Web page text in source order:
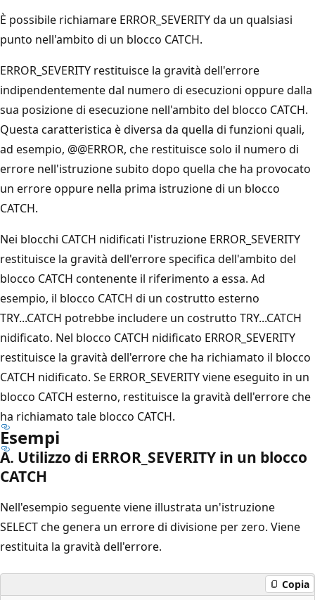
È possibile richiamare ERROR_SEVERITY da un qualsiasi
punto nell'ambito di un blocco CATCH.
ERROR_SEVERITY restituisce la gravità dell'errore
indipendentemente dal numero di esecuzioni oppure dalla
sua posizione di esecuzione nell'ambito del blocco CATCH.
Questa caratteristica è diversa da quella di funzioni quali,
ad esempio, @@ERROR, che restituisce solo il numero di
errore nell'istruzione subito dopo quella che ha provocato
un errore oppure nella prima istruzione di un blocco
CATCH.
Nei blocchi CATCH nidificati l'istruzione ERROR_SEVERITY
restituisce la gravità dell'errore specifica dell'ambito del
blocco CATCH contenente il riferimento a essa. Ad
esempio, il blocco CATCH di un costrutto esterno
TRY...CATCH potrebbe includere un costrutto TRY...CATCH
nidificato. Nel blocco CATCH nidificato ERROR_SEVERITY
restituisce la gravità dell'errore che ha richiamato il blocco
CATCH nidificato. Se ERROR_SEVERITY viene eseguito in un
blocco CATCH esterno, restituisce la gravità dell'errore che
ha richiamato tale blocco CATCH.
Esempi
A. Utilizzo di ERROR_SEVERITY in un blocco
CATCH
Nell'esempio seguente viene illustrata un'istruzione
SELECT che genera un errore di divisione per zero. Viene
restituita la gravità dell'errore.
Copia